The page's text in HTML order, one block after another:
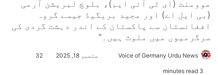
موومنٹ (ای ٹی آئی ایم)، بلوچ لبریشن آرمی
(بی ایل اے) اور مجید بریگیڈ جیسے گروہ
افغانستان سے پاکستان کے اندر دہشت گردی کی
سرگرمیوں میں ملوث ہیں۔"
Voice of Germany Urdu News ستمبر 18, 2025 32